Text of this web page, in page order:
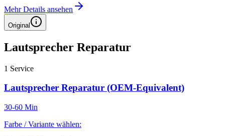
Mehr Details ansehen
Original
Lautsprecher Reparatur
1 Service
Lautsprecher Reparatur (OEM-Equivalent)
30-60 Min
Farbe / Variante wählen: